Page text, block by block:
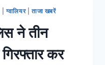
|ग्वालियर|ताजा खबरें
ने तीन
कर